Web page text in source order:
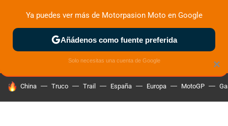
ZONA DE PRUEBAS DEPORTIVAS MOTOS ELÉCTRICAS
HOY SE HABLA DE
China Truco Trail España Europa MotoGP
×
Ya puedes ver más de Motorpasion Moto en Google
Añádenos como fuente preferida
Solo necesitas una cuenta de Google